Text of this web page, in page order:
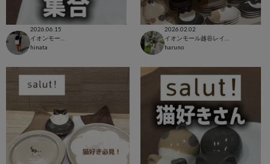
2026.06.15
hinata
2026.02.02
haruno